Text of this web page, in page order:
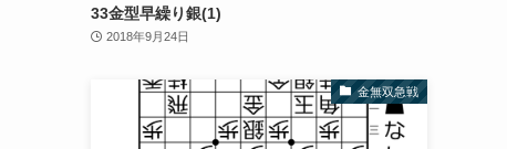
33金型早繰り銀(1)
2018年9月24日
金無双急戦